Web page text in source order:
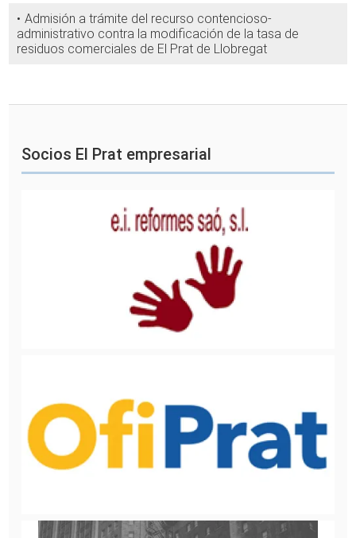
Admisión a trámite del recurso contencioso-
administrativo contra la modificación de la tasa de
residuos comerciales de El Prat de Llobregat
Socios El Prat empresarial